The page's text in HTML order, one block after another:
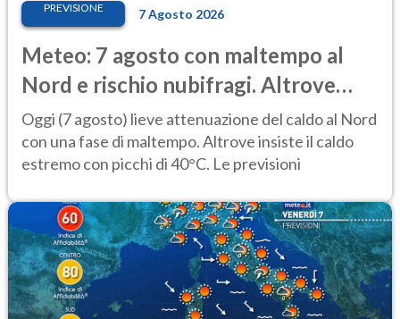
PREVISIONE 7 Agosto 2026
Meteo: 7 agosto con maltempo al
Nord e rischio nubifragi. Altrove
caldo estremo
Oggi (7 agosto) lieve attenuazione del caldo al Nord
con una fase di maltempo. Altrove insiste il caldo
estremo con picchi di 40°C. Le previsioni